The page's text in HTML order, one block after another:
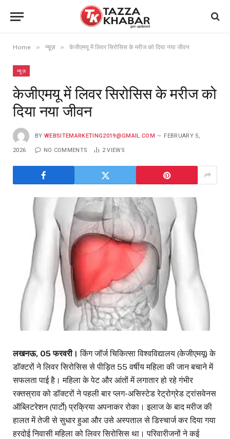
Home » न्यूज़ » केजीएमयू में लिवर सिरोसिस के मरीज को दिया नया जीवन
न्यूज़
केजीएमयू में लिवर सिरोसिस के मरीज को
दिया नया जीवन
BY WEBSITEMARKETING2019@GMAIL.COM FEBRUARY 5,
2026 NO COMMENTS 2VIEWS
लखनऊ, 05 फरवरी।किंग जॉर्ज चिकित्सा विश्वविद्यालय (केजीएमयू) के
डॉक्टरों ने लिवर सिरोसिस से पीड़ित 55 वर्षीय महिला की जान बचाने में
सफलता पाई है। महिला के पेट और आंतों में लगातार हो रहे गंभीर
रक्तस्राव को डॉक्टरों ने पहली बार प्लग-असिस्टेड रेट्रोग्रेड ट्रांसवेनस
ऑब्लिटरेशन (पार्टाे) प्रक्रिया अपनाकर रोका। इलाज के बाद मरीज की
हालत में तेजी से सुधार हुआ और उसे अस्पताल से डिस्चार्ज कर दिया गया
हरदोई निवासी महिला को लिवर सिरोसिस था। परिवारीजनों ने कई